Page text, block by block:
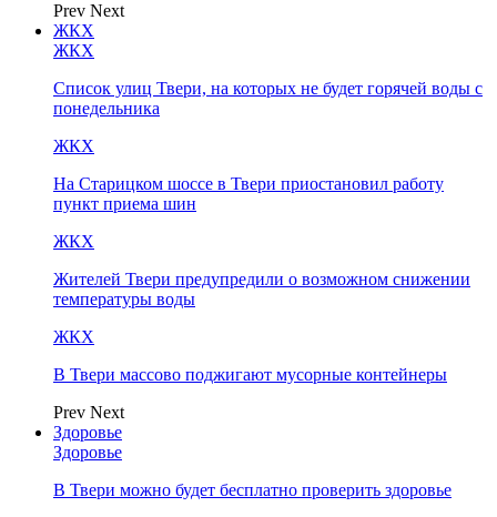
Prev Next
ЖКХ
ЖКХ
Список улиц Твери, на которых не будет горячей воды с
понедельника
ЖКХ
На Старицком шоссе в Твери приостановил работу
пункт приема шин
ЖКХ
Жителей Твери предупредили о возможном снижении
температуры воды
ЖКХ
В Твери массово поджигают мусорные контейнеры
Prev Next
Здоровье
Здоровье
В Твери можно будет бесплатно проверить здоровье